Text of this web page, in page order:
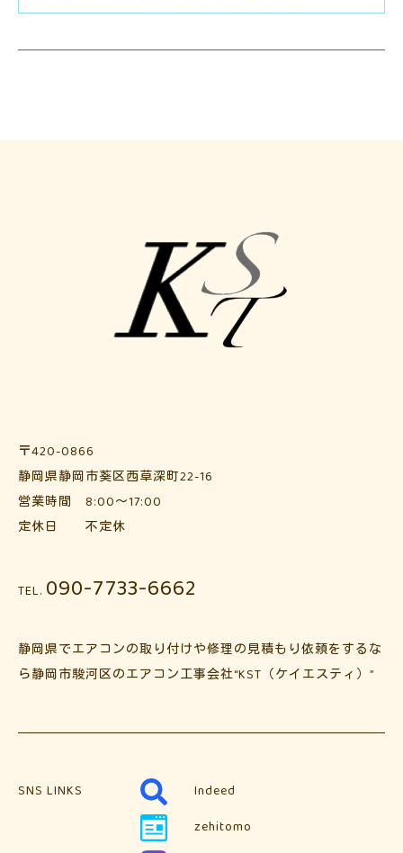
〒420-0866
静岡県静岡市葵区西草深町22-16
営業時間 8:00～17:00
定休日 不定休
TEL. 090-7733-6662
静岡県でエアコンの取り付けや修理の見積もり依頼をするな
ら静岡市駿河区のエアコン工事会社“KST（ケイエスティ）”
SNS LINKS
Indeed
zehitomo